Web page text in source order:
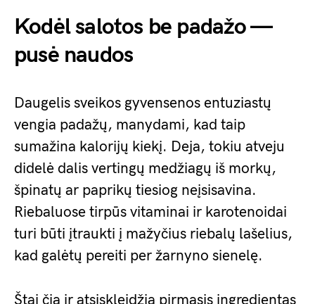
Kodėl salotos be padažo —
pusė naudos
Daugelis sveikos gyvensenos entuziastų
vengia padažų, manydami, kad taip
sumažina kalorijų kiekį. Deja, tokiu atveju
didelė dalis vertingų medžiagų iš morkų,
špinatų ar paprikų tiesiog neįsisavina.
Riebaluose tirpūs vitaminai ir karotenoidai
turi būti įtraukti į mažyčius riebalų lašelius,
kad galėtų pereiti per žarnyno sienelę.
Štai čia ir atsiskleidžia pirmasis ingredientas